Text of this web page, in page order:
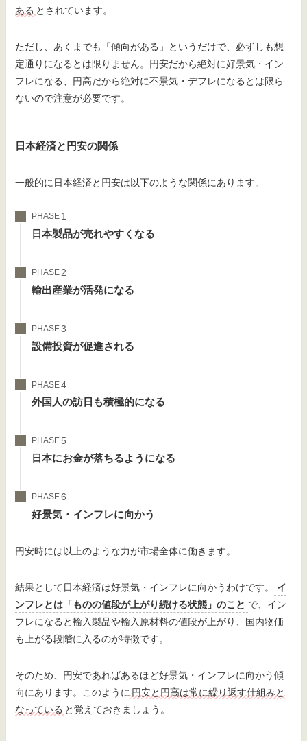
ある とされています。
ただし、あくまでも「傾向がある」というだけで、必ずしも想
定通りになるとは限りません。円安だから絶対に好景気・イン
フレになる、円高だから絶対に不景気・デフレになるとは限ら
ないので注意が必要です。
日本経済と円安の関係
一般的に日本経済と円安は以下のような関係にあります。
PHASE
日本製品が売れやすくなる
PHASE
輸出産業が活発になる
PHASE
設備投資が促進される
PHASE
外国人の訪日も積極的になる
PHASE
日本にお金が落ちるようになる
PHASE
好景気・インフレに向かう
円安時には以上のような力が市場全体に働きます。
結果として日本経済は好景気・インフレに向かうわけです。
イ
ンフレとは「ものの値段が上がり続ける状態」のこと で、イン
フレになると輸入製品や輸入原材料の値段が上がり、国内物価
も上がる段階に入るのが特徴です。
そのため、円安であればあるほど好景気・インフレに向かう傾
向にあります。このように 円安と円高は常に繰り返す仕組みと
なっている と覚えておきましょう。